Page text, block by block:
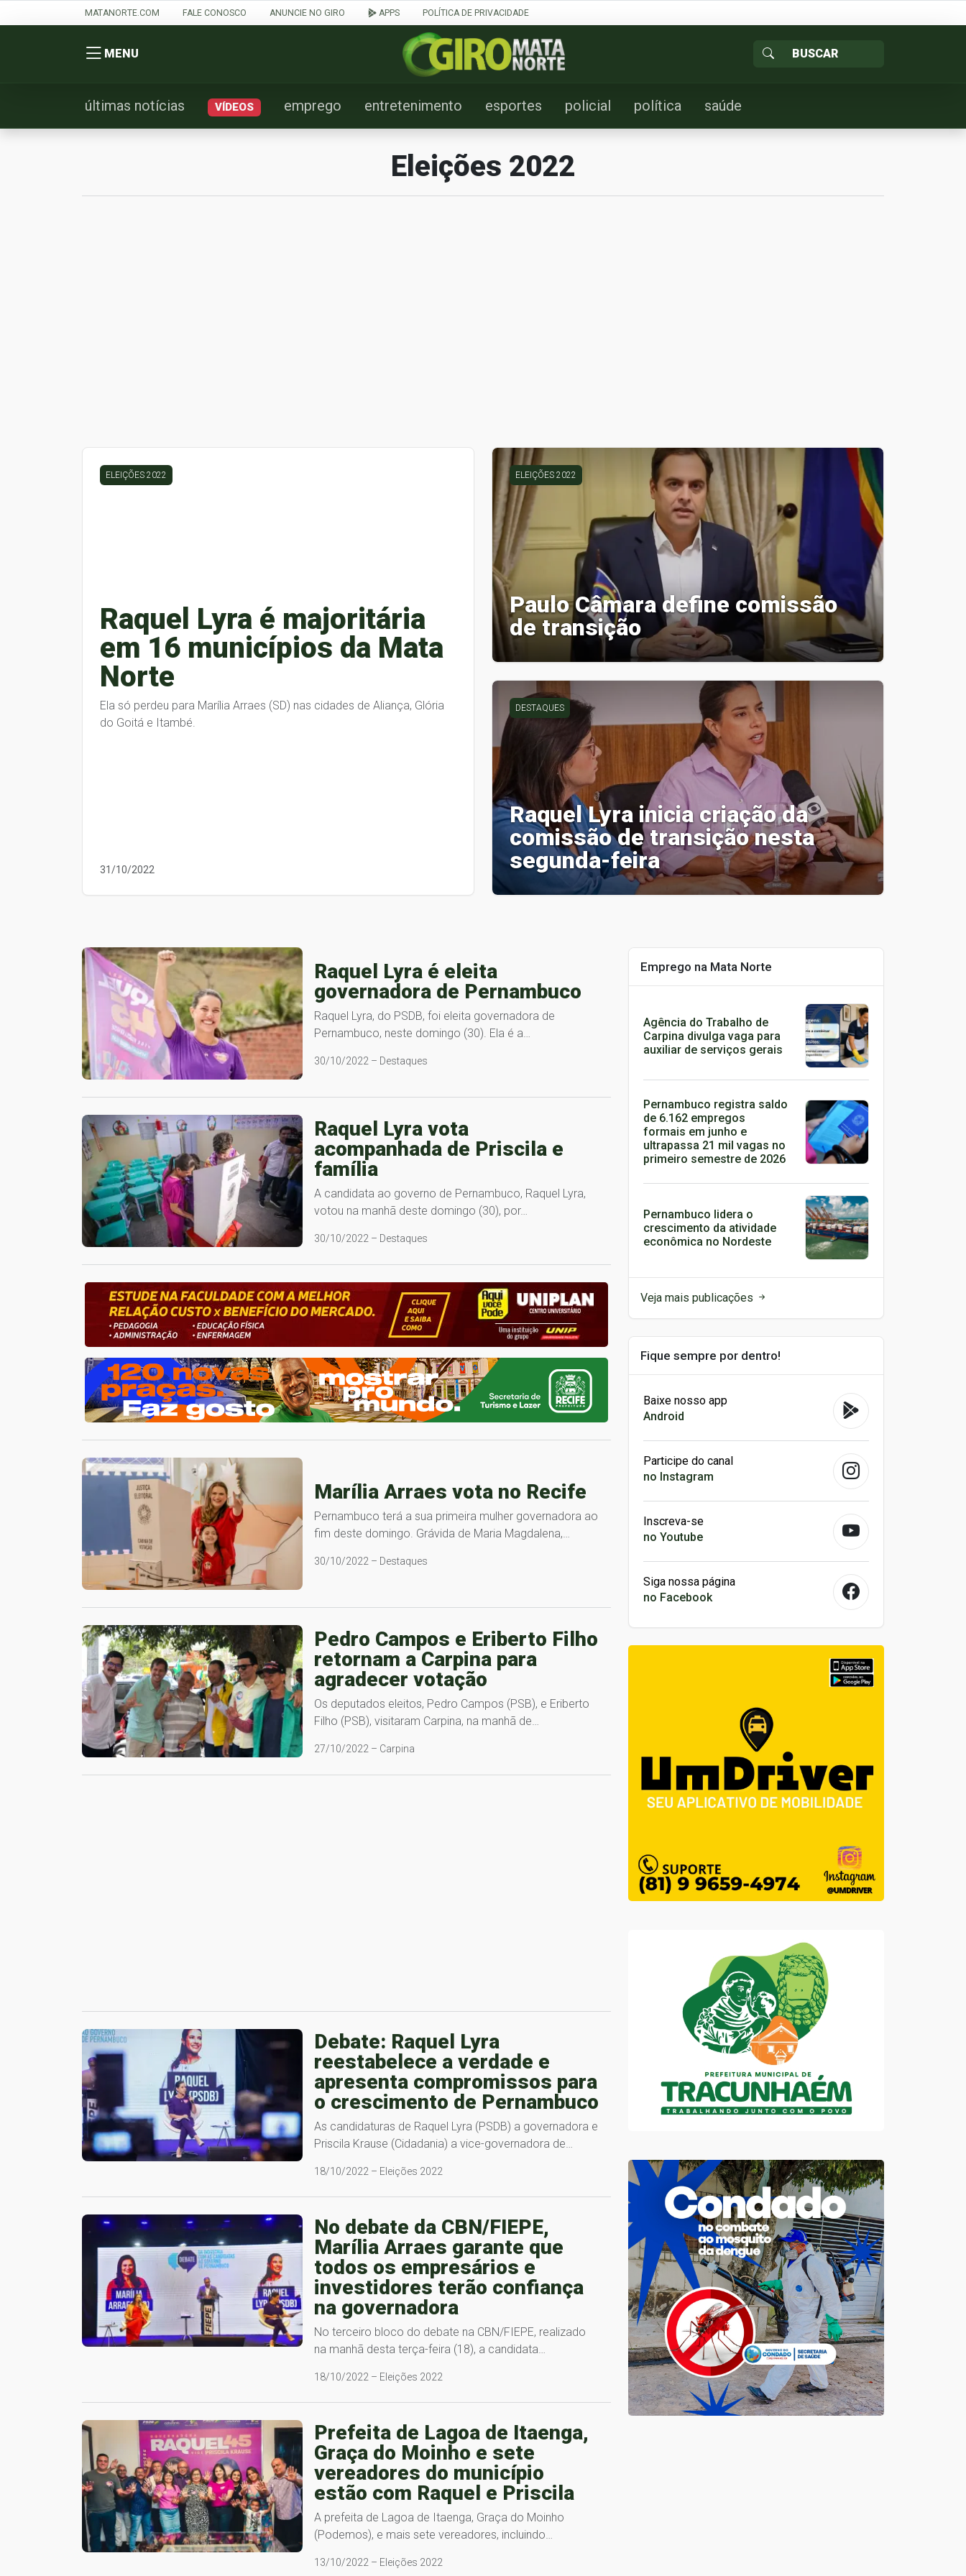
MATANORTE.COM FALE CONOSCO ANUNCIE NO GIRO APPS POLÍTICA DE PRIVACIDADE
MENU
últimas notícias VÍDEOS emprego entretenimento esportes policial política saúde
Eleições 2022
ELEIÇÕES 2022
Raquel Lyra é majoritária
em 16 municípios da Mata
Norte
Ela só perdeu para Marília Arraes (SD) nas cidades de Aliança, Glória
do Goitá e Itambé.
31/10/2022
ELEIÇÕES 2022
Paulo Câmara define comissão
de transição
DESTAQUES
Raquel Lyra inicia criação da
comissão de transição nesta
segunda-feira
Raquel Lyra é eleita
governadora de Pernambuco
Raquel Lyra, do PSDB, foi eleita governadora de
Pernambuco, neste domingo (30). Ela é a…
30/10/2022 – Destaques
Raquel Lyra vota
acompanhada de Priscila e
família
A candidata ao governo de Pernambuco, Raquel Lyra,
votou na manhã deste domingo (30), por…
30/10/2022 – Destaques
Marília Arraes vota no Recife
Pernambuco terá a sua primeira mulher governadora ao
fim deste domingo. Grávida de Maria Magdalena,…
30/10/2022 – Destaques
Pedro Campos e Eriberto Filho
retornam a Carpina para
agradecer votação
Os deputados eleitos, Pedro Campos (PSB), e Eriberto
Filho (PSB), visitaram Carpina, na manhã de…
27/10/2022 – Carpina
Debate: Raquel Lyra
reestabelece a verdade e
apresenta compromissos para
o crescimento de Pernambuco
As candidaturas de Raquel Lyra (PSDB) a governadora e
Priscila Krause (Cidadania) a vice-governadora de…
18/10/2022 – Eleições 2022
No debate da CBN/FIEPE,
Marília Arraes garante que
todos os empresários e
investidores terão confiança
na governadora
No terceiro bloco do debate na CBN/FIEPE, realizado
na manhã desta terça-feira (18), a candidata…
18/10/2022 – Eleições 2022
Prefeita de Lagoa de Itaenga,
Graça do Moinho e sete
vereadores do município
estão com Raquel e Priscila
A prefeita de Lagoa de Itaenga, Graça do Moinho
(Podemos), e mais sete vereadores, incluindo…
13/10/2022 – Eleições 2022
Emprego na Mata Norte
Agência do Trabalho de
Carpina divulga vaga para
auxiliar de serviços gerais
Pernambuco registra saldo
de 6.162 empregos
formais em junho e
ultrapassa 21 mil vagas no
primeiro semestre de 2026
Pernambuco lidera o
crescimento da atividade
econômica no Nordeste
Veja mais publicações
Fique sempre por dentro!
Baixe nosso app
Android
Participe do canal
no Instagram
Inscreva-se
no Youtube
Siga nossa página
no Facebook